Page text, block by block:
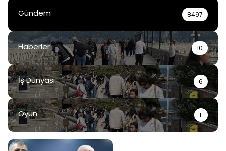
Gündem 8497
Haberler 10
İş Dünyası 6
Oyun 1